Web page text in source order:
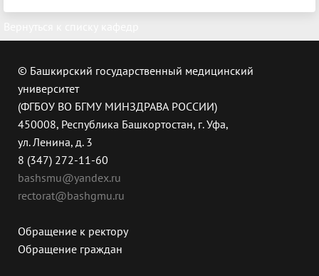
© Башкирский государственный медицинский
университет
(ФГБОУ ВО БГМУ МИНЗДРАВА РОССИИ)
450008, Республика Башкортостан, г. Уфа,
ул. Ленина, д. 3
8 (347) 272-11-60
bashsmu@yandex.ru
rectorat@bashgmu.ru
Обращение к ректору
Обращение граждан